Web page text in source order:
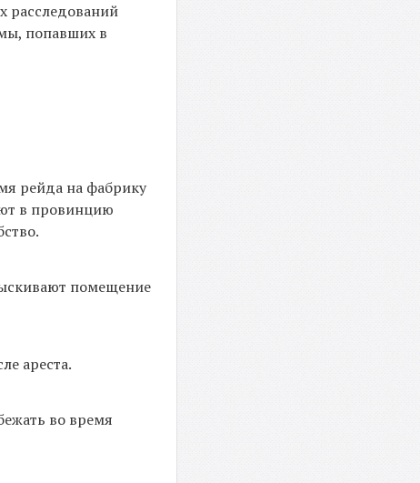
расследований
попавших в
рейда на фабрику
в провинцию
помещение
ареста.
во время